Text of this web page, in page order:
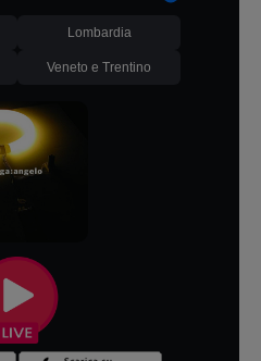
Lombardia
Veneto e Trentino